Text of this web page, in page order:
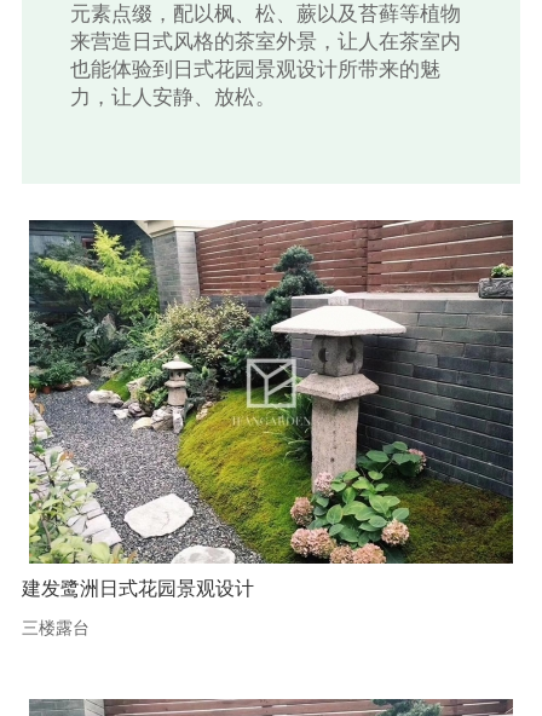
元素点缀，配以枫、松、蕨以及苔藓等植物
来营造日式风格的茶室外景，让人在茶室内
也能体验到日式花园景观设计所带来的魅
力，让人安静、放松。
建发鹭洲日式花园景观设计
三楼露台